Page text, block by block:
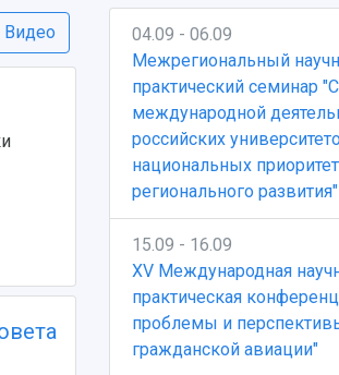
Видео
04.09 - 06.09
Межрегиональный
практический семинар
международной
российских
национальных
регионального развития"
15.09 - 16.09
XV Международная
практическая
проблемы и
гражданской авиации"